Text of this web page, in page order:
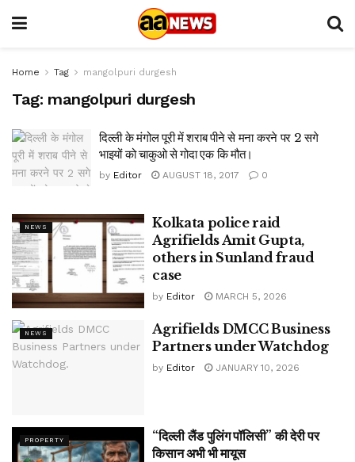
Home Tag mangolpuri durgesh
Tag: mangolpuri durgesh
दिल्ली के मंगोल पूरी में शराब पीने से मना करने पर 2 सगे
भाइयों को चाकुओ से गोदा एक कि मौत।
by Editor AUGUST 18, 2017 0
NEWS
Kolkata police raid
Agrifields Amit Gupta,
others in Sunland fraud
case
by Editor MARCH 5, 2026
NEWS
Agrifields DMCC Business
Partners under Watchdog
by Editor JANUARY 10, 2026
PROPERTY
“दिल्ली लैंड पुलिंग पॉलिसी” की देरी पर
किसान अभी भी मायूस